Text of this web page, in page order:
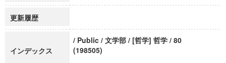
更新履歴
インデックス
/ Public / 文学部 / [哲学] 哲学 / 80
(198505)